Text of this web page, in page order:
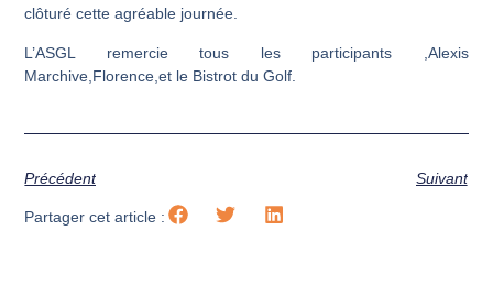
clôturé cette agréable journée.
L’ASGL remercie tous les participants ,Alexis
Marchive,Florence,et le Bistrot du Golf.
Précédent Suivant
Partager cet article :